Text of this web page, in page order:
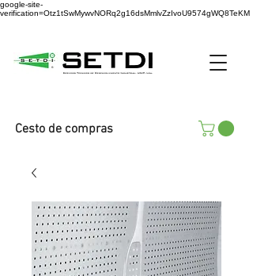
google-site-
verification=Otz1tSwMywvNORq2g16dsMmlvZzIvoU9574gWQ8TeKM
Cesto de compras